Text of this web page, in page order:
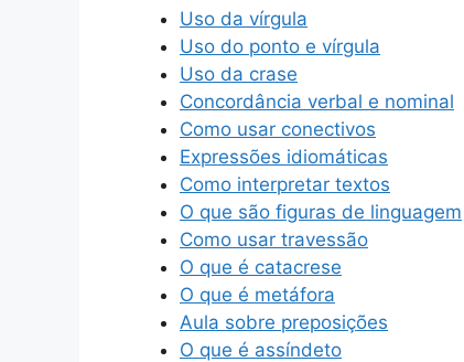
Uso da vírgula
Uso do ponto e vírgula
Uso da crase
Concordância verbal e nominal
Como usar conectivos
Expressões idiomáticas
Como interpretar textos
O que são figuras de linguagem
Como usar travessão
O que é catacrese
O que é metáfora
Aula sobre preposições
O que é assíndeto